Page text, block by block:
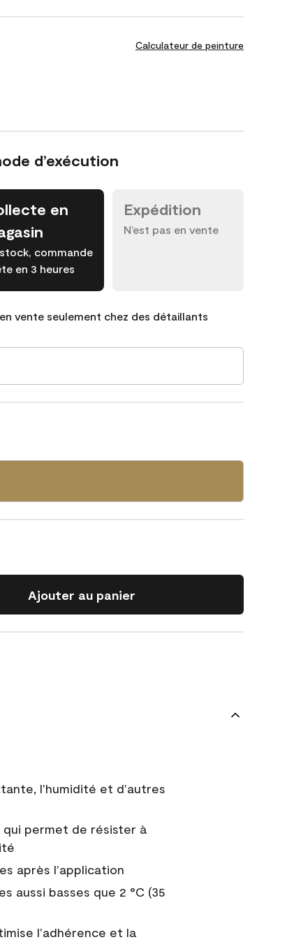
Calculateur de peinture
d’exécution
en
commande
en 3 heures
Expédition
N’est pas en vente
vente seulement chez des détaillants
Ajouter au panier
l'humidité et d'autres
qui permet de résister à
après l'application
aussi basses que 2 °C (35
l'adhérence et la